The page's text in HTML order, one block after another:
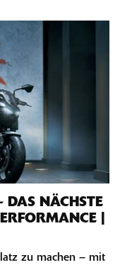
NÄCHSTE
|
zu machen – mit